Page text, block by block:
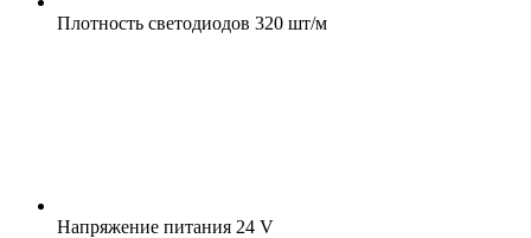
Плотность светодиодов 320 шт/м
Напряжение питания 24 V